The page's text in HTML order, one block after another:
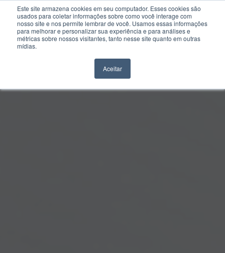
Este site armazena cookies em seu computador. Esses cookies são
usados para coletar informações sobre como você interage com
nosso site e nos permite lembrar de você. Usamos essas informações
para melhorar e personalizar sua experiência e para análises e
métricas sobre nossos visitantes, tanto nesse site quanto em outras
mídias.
Aceitar